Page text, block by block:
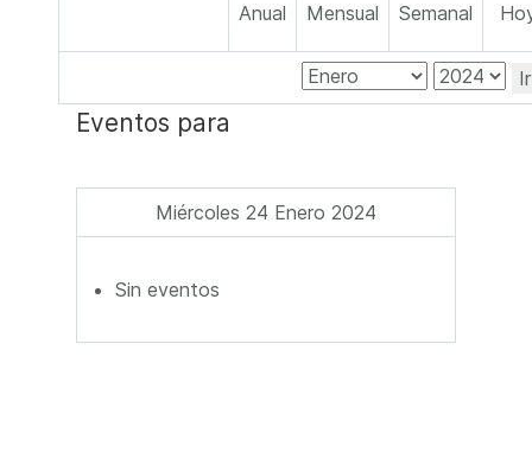
Anual Mensual Semanal
Eventos para
Miércoles 24 Enero 2024
Sin eventos